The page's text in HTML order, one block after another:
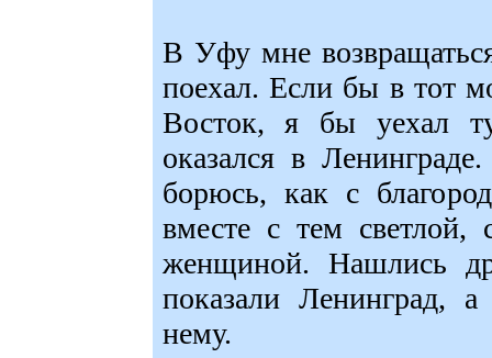
В Уфу мне
поехал. Если бы в тот
Восток, я бы уехал
оказался в
борюсь, как с
вместе с тем светлой,
женщиной. Нашлись
показали Ленинград,
нему.